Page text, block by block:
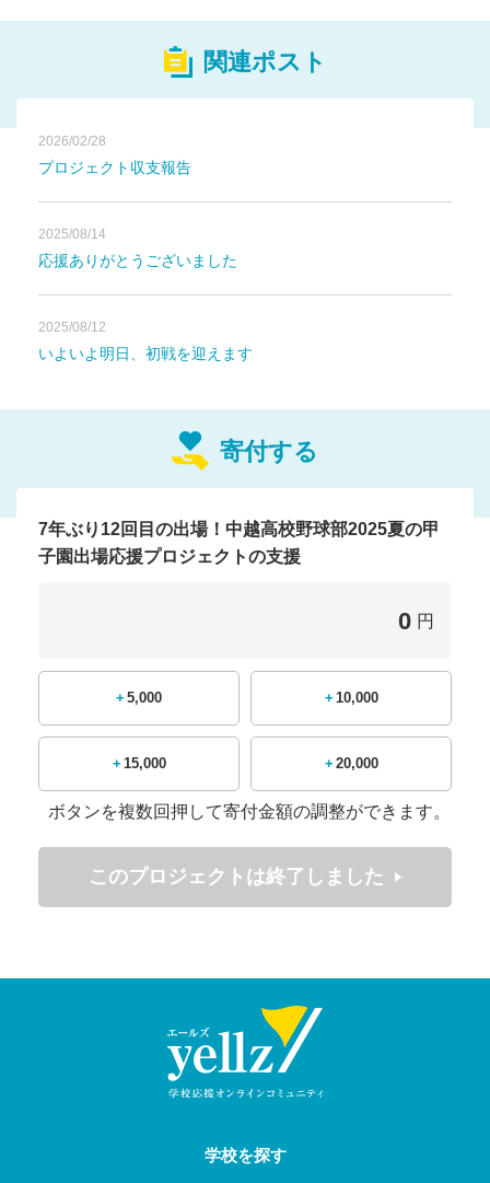
創立120周年
び聖地・甲子園
はじめに
中越高校は、2025年に創立120周年を迎える歴史ある学校で
らも、地域に根ざした教育を続けています。
部訓である【疾風知勁草】を心に刻み、選手たちは日々の厳
指導にあたる根津部長、本田監督のもと、チーム一丸となっ
て「新潟県史上初の日本一」を本気で目指しています。
【近年の成績】
2025年 春季北信越大会 準決勝
春季新潟大会 優勝
秋季新潟大会 準優勝
選手権新潟大会 準決勝
春季新潟大会 ４回戦
【新潟県大会の結果】
４回戦 中越 ７－０ 長岡工業
関連ポスト
2026/02/28
プロジェクト収支報告
2025/08/14
応援ありがとうございました
2025/08/12
いよいよ明日、初戦を迎えます
寄付する
7年ぶり12回目の出場！中越高校野球部2025夏の甲
子園出場応援プロジェクトの支援
0 円
+5,000 +10,000
+15,000 +20,000
ボタンを複数回押して寄付金額の調整ができます。
このプロジェクトは終了しました
学校を探す